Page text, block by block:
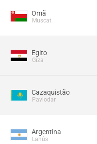
Omã
Muscat
Egito
Giza
Cazaquistão
Pavlodar
Argentina
Lanús